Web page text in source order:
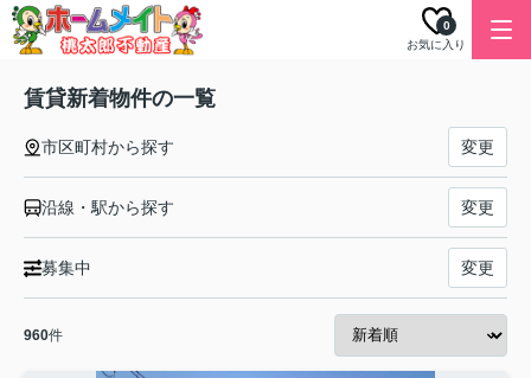
お気に入り
0
賃貸新着物件の一覧
市区町村から探す 変更
沿線・駅から探す 変更
募集中 変更
960件